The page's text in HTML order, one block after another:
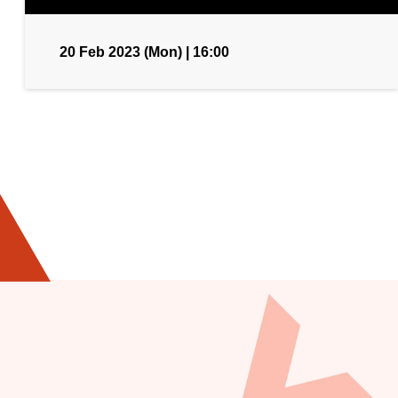
20 Feb 2023 (Mon) | 16:00